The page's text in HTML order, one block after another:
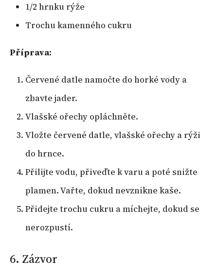
1/2 hrnku rýže
Trochu kamenného cukru
Příprava:
Červené datle namočte do horké vody a
zbavte jader.
Vlašské ořechy opláchněte.
Vložte červené datle, vlašské ořechy a rýži
do hrnce.
Přilijte vodu, přiveďte k varu a poté snižte
plamen. Vařte, dokud nevznikne kaše.
Přidejte trochu cukru a míchejte, dokud se
nerozpustí.
6. Zázvor